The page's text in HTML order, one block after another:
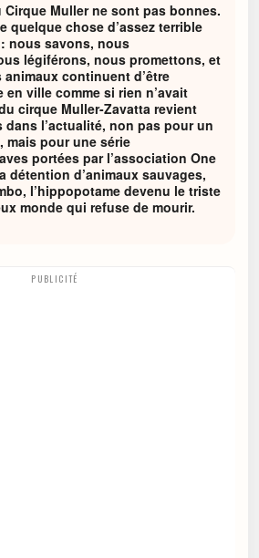
Muller ne sont pas bonnes.
quelque chose d’assez terrible
nous savons, nous
légiférons, nous promettons, et
continuent d’être
ville comme si rien n’avait
cirque Muller-Zavatta revient
l’actualité, non pas pour un
pour une série
portées par l’association One
détention d’animaux sauvages,
l’hippopotame devenu le triste
monde qui refuse de mourir.
PUBLICITÉ